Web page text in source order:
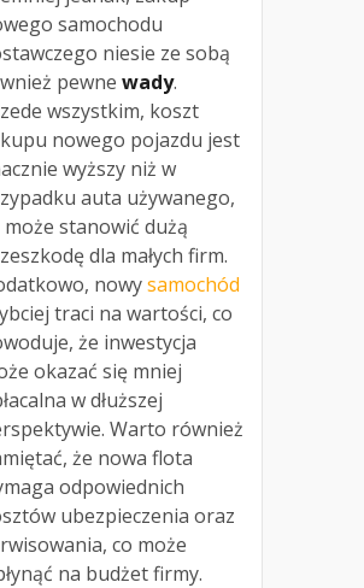
samochodu
niesie ze sobą
pewne wady.
wszystkim, koszt
nowego pojazdu jest
wyższy niż w
auta używanego,
może stanowić dużą
dla małych firm.
nowysamochód
traci na wartości, co
że inwestycja
okazać się mniej
w dłuższej
Warto również
że nowa flota
odpowiednich
ubezpieczenia oraz
co może
na budżet firmy.